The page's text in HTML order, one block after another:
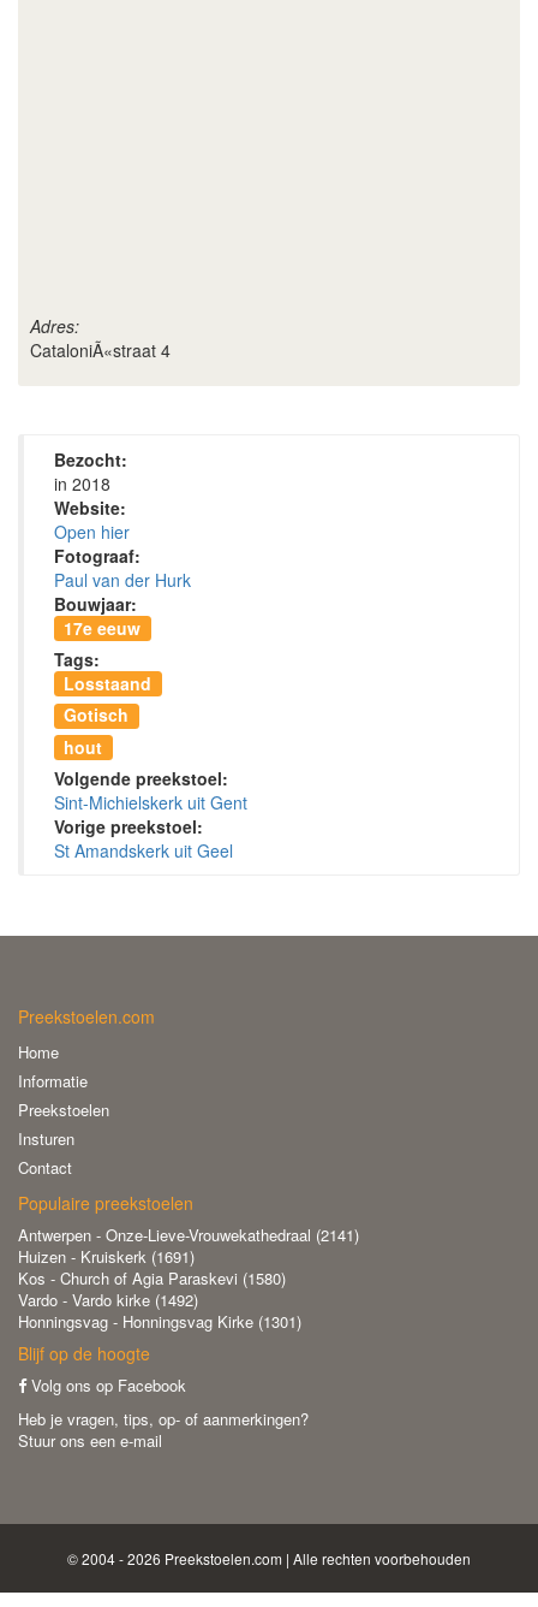
Adres:
CataloniÃ«straat 4
Bezocht:
in 2018
Website:
Open hier
Fotograaf:
Paul van der Hurk
Bouwjaar:
17e eeuw
Tags:
Losstaand
Gotisch
hout
Volgende preekstoel:
Sint-Michielskerk uit Gent
Vorige preekstoel:
St Amandskerk uit Geel
Preekstoelen.com
Home
Informatie
Preekstoelen
Insturen
Contact
Populaire preekstoelen
Antwerpen - Onze-Lieve-Vrouwekathedraal (2141)
Huizen - Kruiskerk (1691)
Kos - Church of Agia Paraskevi (1580)
Vardo - Vardo kirke (1492)
Honningsvag - Honningsvag Kirke (1301)
Blijf op de hoogte
Volg ons op Facebook
Heb je vragen, tips, op- of aanmerkingen?
Stuur ons een e-mail
© 2004 - 2026 Preekstoelen.com | Alle rechten voorbehouden